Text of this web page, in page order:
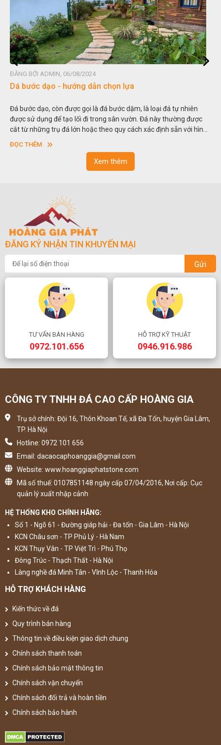
06/08/2024
- hướng dẫn chọn lựa
còn được gọi là đá bước dặm, là loại đá tự nhiên
để tạo lối đi trong sân vườn. Đá này thường được
trụ đá lớn hoặc theo quy cách xác định sẵn với hình
chữ nhật và có độ dày khác nhau.
Hòn non bộ
thu nhỏ, đưa
trong các
Xem thêm
ĐĂNG KÝ NHẬN TIN KHUYẾN MẠI
Gửi
TƯ VẤN BÁN HÀNG
0972.101.656
HỖ TRỢ KỸ THUẬT
0946.916.986
CÔNG TY TNHH ĐÁ CAO CẤP HOÀNG GIA
Trụ sở chính: Đội 16, Thôn Khoan Tế, xã Đa Tốn, huyện Gia Lâm,
TP. Hà Nội
Hotline: 0972 101 656
Email: dacaocaphoanggia@gmail.com
Website: www.hoanggiaphatstone.com
Mã số thuế: 0107851148 ngày cấp 07/04/2016, Nơi cấp: Cục
quản lý xuất nhập cảnh
HỆ THỐNG KHO CHÍNH HÃNG:
Số 1 - Ngõ 61 - Đường giáp hải - Đa tốn - Gia Lâm - Hà Nội
KCN Châu sơn - TP Phủ Lý - Hà Nam
KCN Thụy Vân - TP Việt Trì - Phú Thọ
Đông Trúc - Thạch Thất - Hà Nội
Làng nghề đá Minh Tân - Vĩnh Lộc - Thanh Hóa
HỖ TRỢ KHÁCH HÀNG
Kiến thức về đá
Quy trình bán hàng
Thông tin về điều kiện giao dịch chung
Chính sách thanh toán
Chính sách bảo mật thông tin
Chính sách vận chuyển
Chính sách đổi trả và hoàn tiền
Chính sách bảo hành